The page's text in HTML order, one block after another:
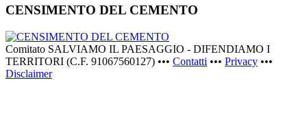
CENSIMENTO DEL CEMENTO
Comitato SALVIAMO IL PAESAGGIO - DIFENDIAMO I
TERRITORI (C.F. 91067560127) ••• Contatti ••• Privacy •••
Disclaimer